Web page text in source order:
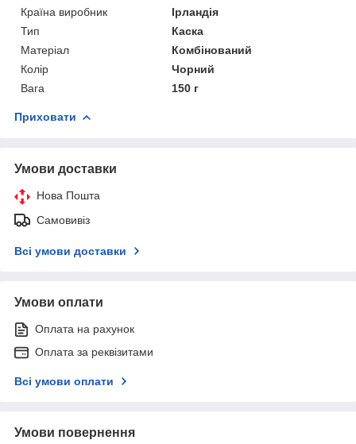
Країна виробник
Ірландія
Тип
Каска
Матеріал
Комбінований
Колір
Чорний
Вага
150 г
Приховати
Умови доставки
Нова Пошта
Самовивіз
Всі умови доставки
Умови оплати
Оплата на рахунок
Оплата за реквізитами
Всі умови оплати
Умови повернення